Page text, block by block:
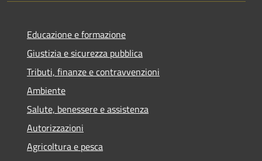
Educazione e formazione
Giustizia e sicurezza pubblica
Tributi, finanze e contravvenzioni
Ambiente
Salute, benessere e assistenza
Autorizzazioni
Agricoltura e pesca